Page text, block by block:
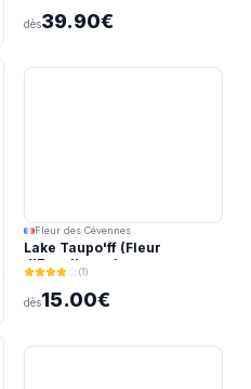
dès39.90€
Fleur des Cévennes
Lake Taupo'ff (Fleur
d'Excellence)
(1)
dès15.00€